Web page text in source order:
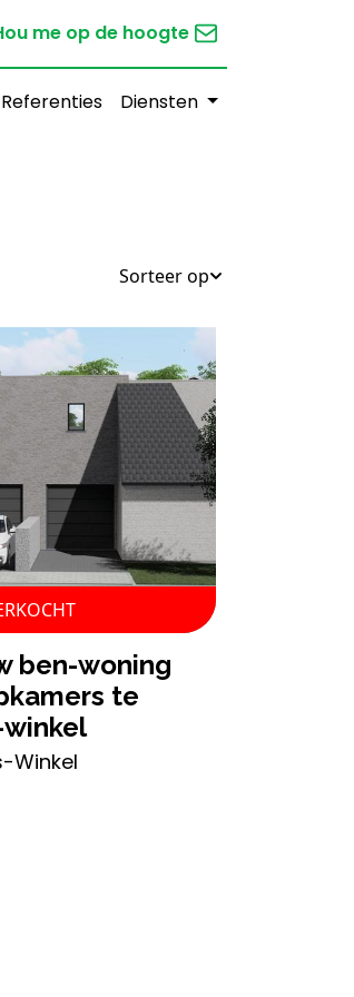
me op de hoogte
Referenties Diensten
Sorteer op
te
Winkel